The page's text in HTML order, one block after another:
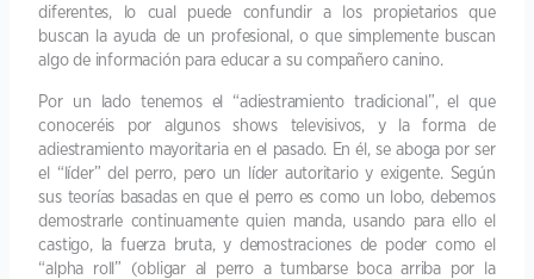
diferentes, lo cual puede confundir a los propietarios que
buscan la ayuda de un profesional, o que simplemente buscan
algo de información para educar a su compañero canino.
Por un lado tenemos el “adiestramiento tradicional”, el que
conoceréis por algunos shows televisivos, y la forma de
adiestramiento mayoritaria en el pasado. En él, se aboga por ser
el “líder” del perro, pero un líder autoritario y exigente. Según
sus teorías basadas en que el perro es como un lobo, debemos
demostrarle continuamente quien manda, usando para ello el
castigo, la fuerza bruta, y demostraciones de poder como el
“alpha roll” (obligar al perro a tumbarse boca arriba por la